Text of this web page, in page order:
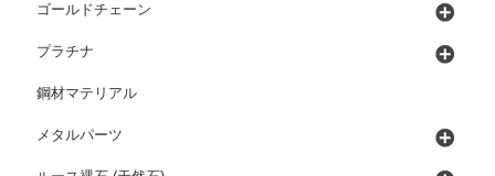
ゴールドチェーン
プラチナ
鋼材マテリアル
メタルパーツ